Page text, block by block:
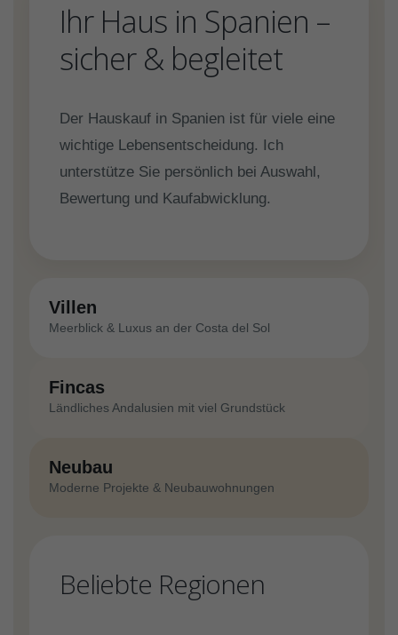
Ihr Haus in Spanien –
sicher & begleitet
Der Hauskauf in Spanien ist für viele eine
wichtige Lebensentscheidung. Ich
unterstütze Sie persönlich bei Auswahl,
Bewertung und Kaufabwicklung.
Villen
Meerblick & Luxus an der Costa del Sol
Fincas
Ländliches Andalusien mit viel Grundstück
Neubau
Moderne Projekte & Neubauwohnungen
Beliebte Regionen